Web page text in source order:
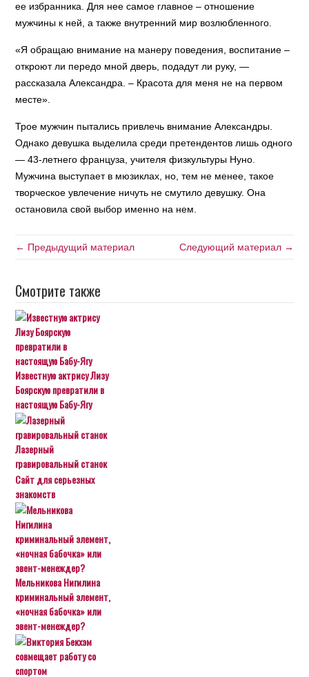
ее избранника. Для нее самое главное – отношение
мужчины к ней, а также внутренний мир возлюбленного.
«Я обращаю внимание на манеру поведения, воспитание –
откроют ли передо мной дверь, подадут ли руку, —
рассказала Александра. – Красота для меня не на первом
месте».
Трое мужчин пытались привлечь внимание Александры.
Однако девушка выделила среди претендентов лишь одного
— 43-летнего француза, учителя физкультуры Нуно.
Мужчина выступает в мюзиклах, но, тем не менее, такое
творческое увлечение ничуть не смутило девушку. Она
остановила свой выбор именно на нем.
← Предыдущий материал Следующий материал →
Смотрите также
Известную актрису Лизу
Боярскую превратили в
настоящую Бабу-Ягу
Лазерный
гравировальный станок
Сайт для серьезных
знакомств
Мельникова Нигилина
криминальный элемент,
«ночная бабочка» или
эвент-менеждер?